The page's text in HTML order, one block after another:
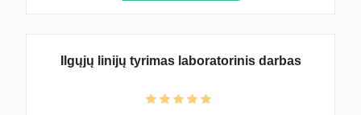
Ilgųjų linijų tyrimas laboratorinis darbas